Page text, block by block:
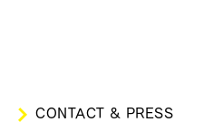
CONTACT & PRESS